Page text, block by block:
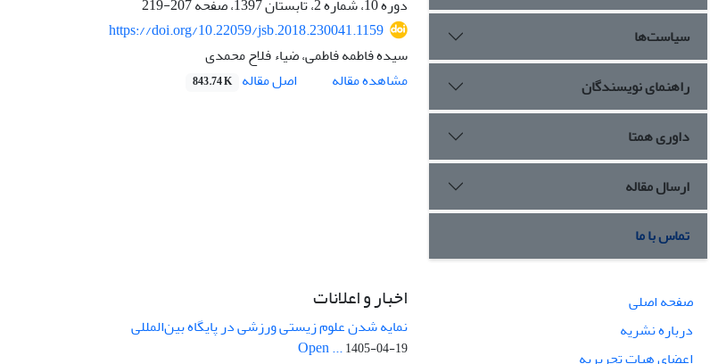
دوره 10، شماره 2، تابستان 1397، صفحه
207-219
https://doi.org/10.22059/jsb.2018.230041.1159
سیده فاطمه فاطمی، ضیاء فلاح محمدی
مشاهده مقاله
اصل مقاله 843.74 K
سیاست‌ها
راهنمای نویسندگان
داوری همتا
ارسال مقاله
تماس با ما
صفحه اصلی
درباره نشریه
اعضای هیات تحریریه
اخبار و اعلانات
نمایه شدن علوم زیستی ورزشی در پایگاه بین‌المللی
Open ...1405-04-19